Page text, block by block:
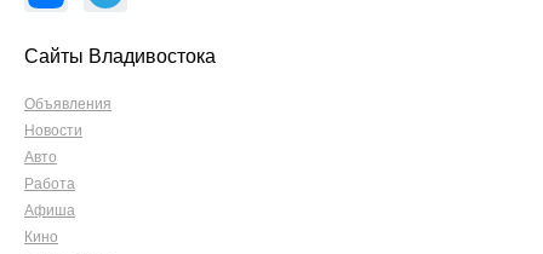
Сайты Владивостока
Объявления
Новости
Авто
Работа
Афиша
Кино